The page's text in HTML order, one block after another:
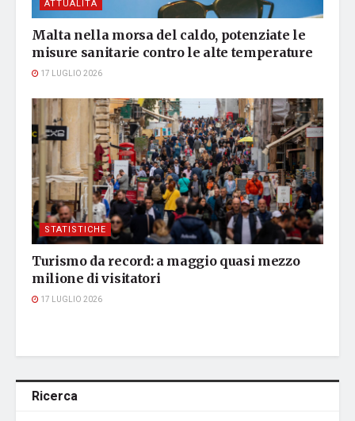
ATTUALITÀ
Malta nella morsa del caldo, potenziate le
misure sanitarie contro le alte temperature
17 LUGLIO 2026
STATISTICHE
Turismo da record: a maggio quasi mezzo
milione di visitatori
17 LUGLIO 2026
Ricerca